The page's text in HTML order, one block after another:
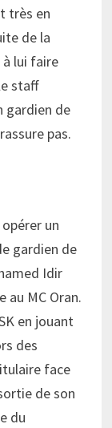
très en
de la
lui faire
staff
gardien de
pas.
un
gardien de
Idir
au MC Oran.
en jouant
des
face
de son
du